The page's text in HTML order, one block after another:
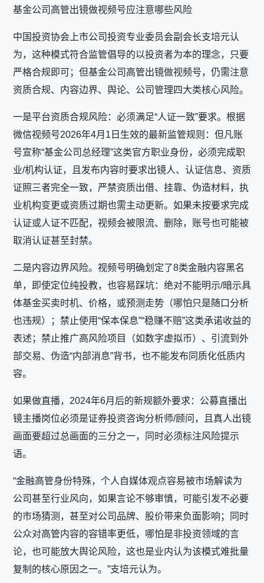
基金公司高管出镜做视频号应注意哪些风险
中国投资协会上市公司投资专业委员会副会长支培元认
为，这种模式符合监管倡导的‌以投资者为本‌的理念，只要
严格合规即可；但基金公司高管出镜做视频号，仍需注意‌
资质合规、内容边界、舆论、公司管理‌四大类核心风险。
一是平台资质合规风险：必须满足“人证一致”要求。根据
微信视频号2026年4月1日生效的最新监管规则：但凡账
号宣称“基金公司总经理”这类官方职业身份，必须完成‌职
业/机构认证‌，且发布内容时要求‌出镜人、认证信息、资质
证照三者完全一致‌，严禁资质出借、挂靠、伪造材料，执
业机构变更或资质过期也需主动更新。如果未按要求完成
认证或人证不匹配，视频会被限流、删除，账号也可能被
取消认证甚至封禁。
二是内容边界风险。视频号明确划定了8类金融内容黑名
单，即使定位纯投教，也容易踩坑：绝对不能‌明示/暗示具
体基金买卖时机、价格，或预测走势‌（哪怕只是随口分析
也违规）；禁止使用“保本保息”“稳赚不赔”这类承诺收益的
表述；禁止推广高风险项目（如数字虚拟币）、引流到外
部交易、伪造“内部消息”背书，也不能发布同质化低质内
容。
如果做直播，2024年6月后的新规额外要求：公募直播出
镜主播岗位必须是证券投资咨询分析师/顾问，且真人出镜
画面要超过总画面的三分之一，同时必须标注风险提示
语。
“金融高管身份特殊，个人自媒体观点容易被市场解读为
公司甚至行业风向，如果言论不够审慎，可能引发不必要
的市场猜测，甚至对公司品牌、股价带来负面影响；同时
公众对高管内容的容错率更低，哪怕是非投资领域的言
论，也可能放大舆论风险，这也是业内认为该模式难批量
复制的核心原因之一。”支培元认为。